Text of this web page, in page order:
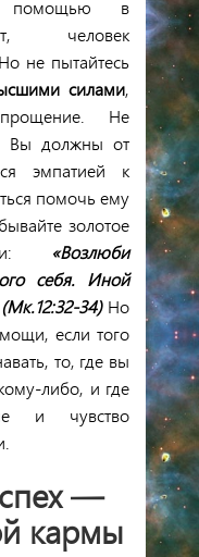
помощью в
человек
не пытайтесь
силами,
Не
Вы должны от
эмпатией к
помочь ему
золотое
«Возлюби
себя. Иной
34) Но
если того
то, где вы
либо, и где
и чувство
—
кармы